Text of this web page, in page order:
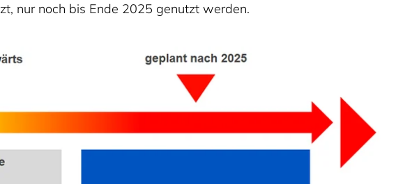
nur noch bis Ende 2025 genutzt werden.